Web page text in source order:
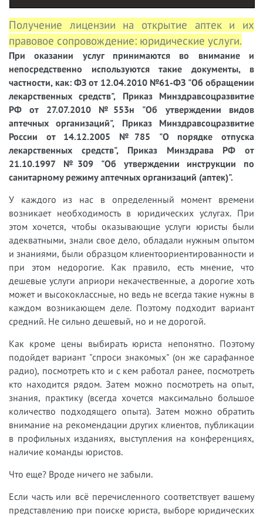
Получение лицензии на открытие аптек и их
правовое сопровождение: юридические услуги.
При оказании услуг принимаются во внимание и
непосредственно используются такие документы, в
частности, как: ФЗ от 12.04.2010 №61-ФЗ "Об обращении
лекарственных средств", Приказ Минздравсоцразвитие
РФ от 27.07.2010 №553н "Об утверждении видов
аптечных организаций", Приказ Минздравсоцразвитие
России от 14.12.2005 №785 "О порядке отпуска
лекарственных средств", Приказ Минздрава РФ от
21.10.1997 №309 "Об утверждении инструкции по
санитарному режиму аптечных организаций (аптек)".
У каждого из нас в определенный момент времени
возникает необходимость в юридических услугах. При
этом хочется, чтобы оказывающие услуги юристы были
адекватными, знали свое дело, обладали нужным опытом
и знаниями, были образцом клиентоориентированности и
при этом недорогие. Как правило, есть мнение, что
дешевые услуги априори некачественные, а дорогие хоть
может и высококлассные, но ведь не всегда такие нужны в
каждом возникающем деле. Поэтому подходит вариант
средний. Не сильно дешевый, но и не дорогой.
Как кроме цены выбирать юриста непонятно. Поэтому
подойдет вариант "спроси знакомых" (он же сарафанное
радио), посмотреть кто и с кем работал ранее, посмотреть
кто находится рядом. Затем можно посмотреть на опыт,
знания, практику (всегда хочется максимально большое
количество подходящего опыта). Затем можно обратить
внимание на рекомендации других клиентов, публикации
в профильных изданиях, выступления на конференциях,
наличие команды юристов.
Что еще? Вроде ничего не забыли.
Если часть или всё перечисленного соответствует вашему
представлению при поиске юриста, выборе юридических